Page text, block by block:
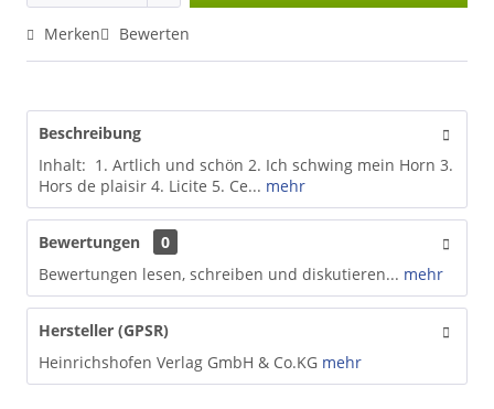
Merken Bewerten
Beschreibung
Inhalt: 1. Artlich und schön 2. Ich schwing mein Horn 3.
Hors de plaisir 4. Licite 5. Ce... mehr
Bewertungen
0
Bewertungen lesen, schreiben und diskutieren... mehr
Hersteller (GPSR)
Heinrichshofen Verlag GmbH & Co.KG mehr